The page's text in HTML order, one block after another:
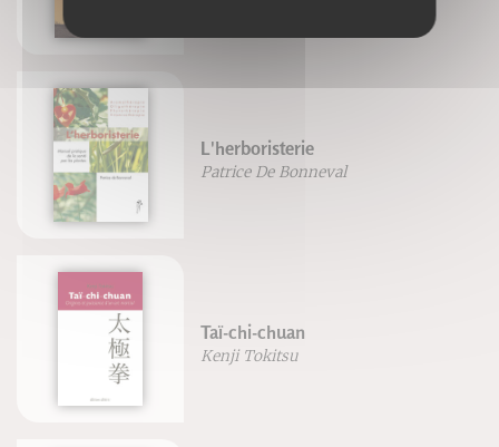
L'herboristerie
Patrice De Bonneval
Taï-chi-chuan
Kenji Tokitsu